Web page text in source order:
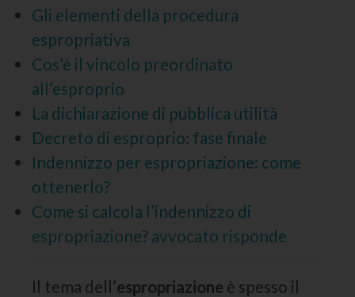
Gli elementi della procedura
espropriativa
Cos’è il vincolo preordinato
all’esproprio
La dichiarazione di pubblica utilità
Decreto di esproprio: fase finale
Indennizzo per espropriazione: come
ottenerlo?
Come si calcola l’indennizzo di
espropriazione? avvocato risponde
Il tema dell’espropriazione è spesso il